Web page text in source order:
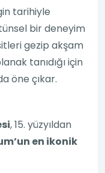
tarihiyle
bir deneyim
gezip akşam
tanıdığı için
öne çıkar.
, 15. yüzyıldan
en ikonik